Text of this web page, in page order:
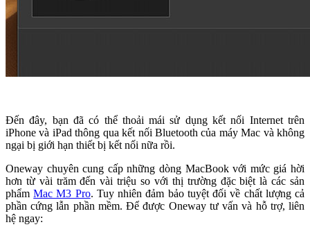
Đến đây, bạn đã có thể thoải mái sử dụng kết nối Internet trên
iPhone và iPad thông qua kết nối Bluetooth của máy Mac và không
ngại bị giới hạn thiết bị kết nối nữa rồi.
Oneway chuyên cung cấp những dòng MacBook với mức giá hời
hơn từ vài trăm đến vài triệu so với thị trường đặc biệt là các sản
phẩmMac M3 Pro. Tuy nhiên đảm bảo tuyệt đối về chất lượng cả
phần cứng lẫn phần mềm. Để được Oneway tư vấn và hỗ trợ, liên
hệ ngay: